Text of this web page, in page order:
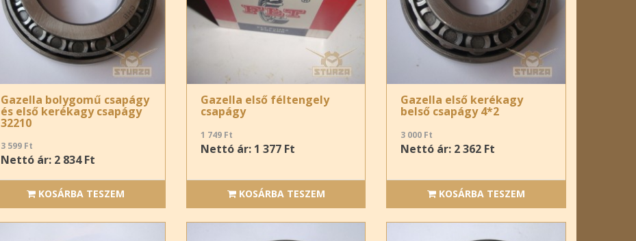
Gazella bolygomű csapágy
és első kerékagy csapágy
32210
3 599 Ft
Nettó ár: 2 834 Ft
KOSÁRBA TESZEM
Gazella első féltengely
csapágy
1 749 Ft
Nettó ár: 1 377 Ft
KOSÁRBA TESZEM
Gazella első kerékagy
belső csapágy 4*2
3 000 Ft
Nettó ár: 2 362 Ft
KOSÁRBA TESZEM